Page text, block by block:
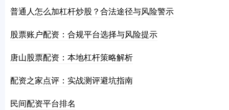
普通人怎么加杠杆炒股？合法途径与风险警示
股票账户配资：合规平台选择与风险提示
唐山股票配资：本地杠杆策略解析
配资之家点评：实战测评避坑指南
民间配资平台排名